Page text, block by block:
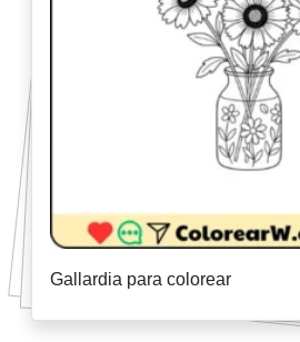
Gallardia para colorear